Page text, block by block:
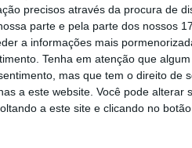
precisos através da procura de
parte e pela parte dos nossos
a informações mais
Tenha em atenção que
mas que tem o direito de
a este website. Você pode
a este site e clicando no
entre a
conclusão de muitos
que era possível